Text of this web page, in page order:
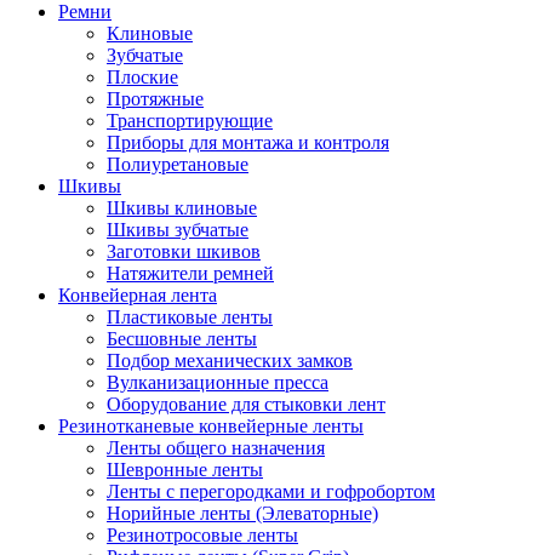
Ремни
Клиновые
Зубчатые
Плоские
Протяжные
Транспортирующие
Приборы для монтажа и контроля
Полиуретановые
Шкивы
Шкивы клиновые
Шкивы зубчатые
Заготовки шкивов
Натяжители ремней
Конвейерная лента
Пластиковые ленты
Бесшовные ленты
Подбор механических замков
Вулканизационные пресса
Оборудование для стыковки лент
Резинотканевые конвейерные ленты
Ленты общего назначения
Шевронные ленты
Ленты с перегородками и гофробортом
Норийные ленты (Элеваторные)
Резинотросовые ленты